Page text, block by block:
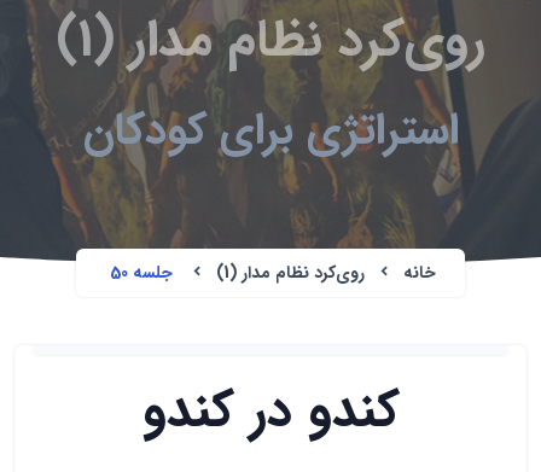
روی‌کرد نظام مدار (1)
استراتژی برای کودکان
خانه روی‌کرد نظام مدار (1) جلسه 50
کندو در کندو